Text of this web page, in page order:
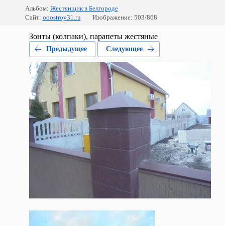
Альбом: Жестянщик в Белгороде
Сайт: ooostroy31.ru Изображение: 503/868
Зонты (колпаки), парапеты жестяные
Предыдущее Следующее